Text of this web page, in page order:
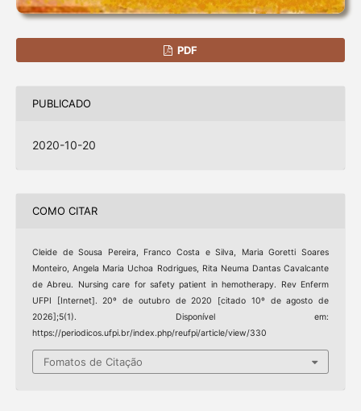
PDF
PUBLICADO
2020-10-20
COMO CITAR
Cleide de Sousa Pereira, Franco Costa e Silva, Maria Goretti Soares
Monteiro, Angela Maria Uchoa Rodrigues, Rita Neuma Dantas Cavalcante
de Abreu. Nursing care for safety patient in hemotherapy. Rev Enferm
UFPI [Internet]. 20º de outubro de 2020 [citado 10º de agosto de
2026];5(1). Disponível em:
https://periodicos.ufpi.br/index.php/reufpi/article/view/330
Fomatos de Citação